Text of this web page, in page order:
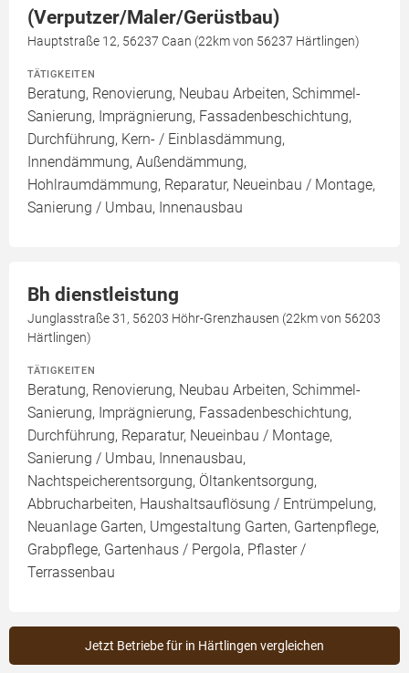
(Verputzer/Maler/Gerüstbau)
Hauptstraße 12, 56237 Caan (22km von 56237 Härtlingen)
TÄTIGKEITEN
Beratung, Renovierung, Neubau Arbeiten, Schimmel-
Sanierung, Imprägnierung, Fassadenbeschichtung,
Durchführung, Kern- / Einblasdämmung,
Innendämmung, Außendämmung,
Hohlraumdämmung, Reparatur, Neueinbau / Montage,
Sanierung / Umbau, Innenausbau
Bh dienstleistung
Junglasstraße 31, 56203 Höhr-Grenzhausen (22km von 56203
Härtlingen)
TÄTIGKEITEN
Beratung, Renovierung, Neubau Arbeiten, Schimmel-
Sanierung, Imprägnierung, Fassadenbeschichtung,
Durchführung, Reparatur, Neueinbau / Montage,
Sanierung / Umbau, Innenausbau,
Nachtspeicherentsorgung, Öltankentsorgung,
Abbrucharbeiten, Haushaltsauflösung / Entrümpelung,
Neuanlage Garten, Umgestaltung Garten, Gartenpflege,
Grabpflege, Gartenhaus / Pergola, Pflaster /
Terrassenbau
Jetzt Betriebe für in Härtlingen vergleichen